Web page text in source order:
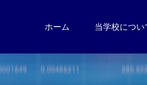
ホーム 当学校につい